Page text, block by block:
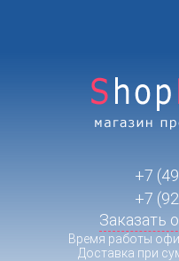
+7
+7
Заказать
Время работы
Доставка при